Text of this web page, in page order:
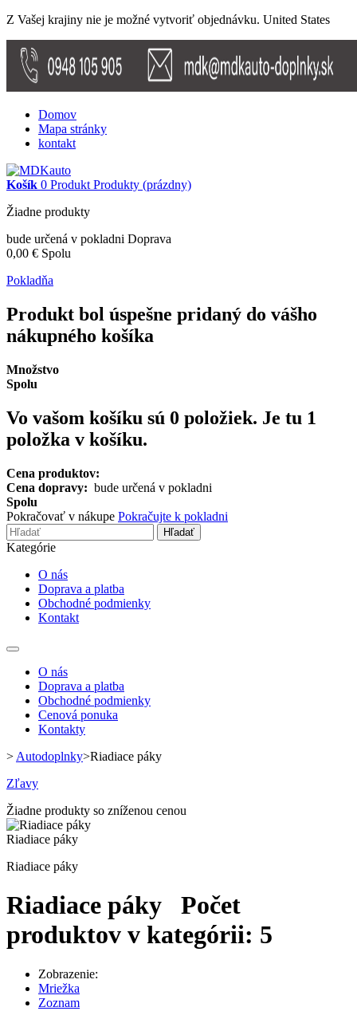
Z Vašej krajiny nie je možné vytvoriť objednávku. United States
Domov
Mapa stránky
kontakt
Košík 0 Produkt Produkty (prázdny)
Žiadne produkty
bude určená v pokladni Doprava
0,00 € Spolu
Pokladňa
Produkt bol úspešne pridaný do vášho
nákupného košíka
Množstvo
Spolu
Vo vašom košíku sú 0 položiek. Je tu 1
položka v košíku.
Cena produktov:
Cena dopravy: bude určená v pokladni
Spolu
Pokračovať v nákupe Pokračujte k pokladni
Hľadať
Kategórie
O nás
Doprava a platba
Obchodné podmienky
Kontakt
Toggle
navigationO nás
Doprava a platba
Obchodné podmienky
Cenová ponuka
Kontakty
> Autodoplnky>Riadiace páky
Zľavy
Žiadne produkty so zníženou cenou
Riadiace páky
Riadiace páky
Riadiace páky
Počet
produktov v kategórii: 5
Zobrazenie:
Mriežka
Zoznam